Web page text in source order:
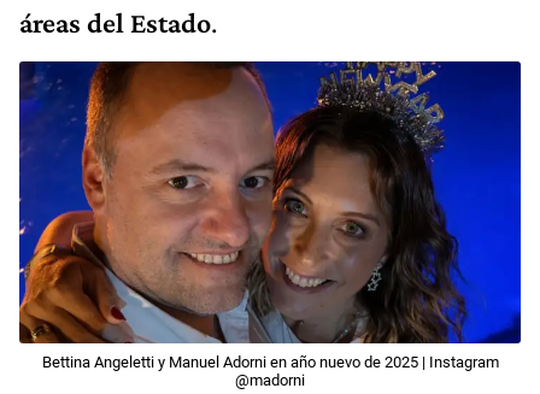
áreas del Estado.
Bettina Angeletti y Manuel Adorni en año nuevo de 2025 | Instagram
@madorni